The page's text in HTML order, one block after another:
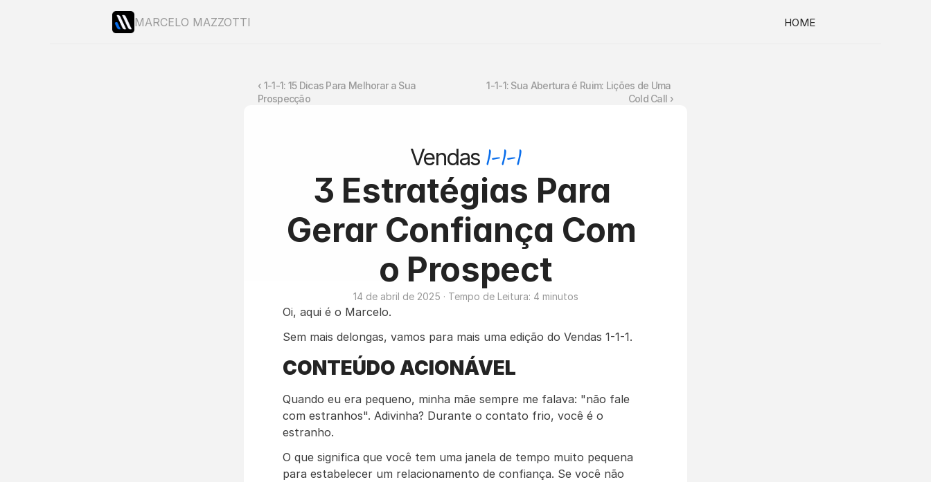
MARCELO MAZZOTTI HOME
‹ 1-1-1: 15 Dicas Para Melhorar a Sua
Prospecção
1-1-1: Sua Abertura é Ruim: Lições de Uma
Cold Call ›
Vendas 1-1-1
3 Estratégias Para
Gerar Confiança Com
o Prospect
14 de abril de 2025 · Tempo de Leitura: 4 minutos
Oi, aqui é o Marcelo.
Sem mais delongas, vamos para mais uma edição do Vendas 1-1-1.
CONTEÚDO ACIONÁVEL
Quando eu era pequeno, minha mãe sempre me falava: "não fale
com estranhos". Adivinha? Durante o contato frio, você é o
estranho.
O que significa que você tem uma janela de tempo muito pequena
para estabelecer um relacionamento de confiança. Se você não